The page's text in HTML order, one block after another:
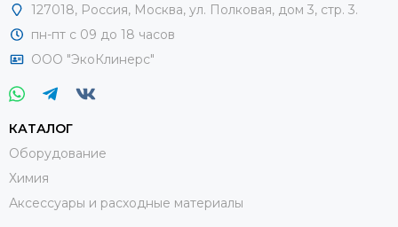
127018, Россия, Москва, ул. Полковая, дом 3, стр. 3.
пн-пт с 09 до 18 часов
ООО "ЭкоКлинерс"
КАТАЛОГ
Оборудование
Химия
Аксессуары и расходные материалы